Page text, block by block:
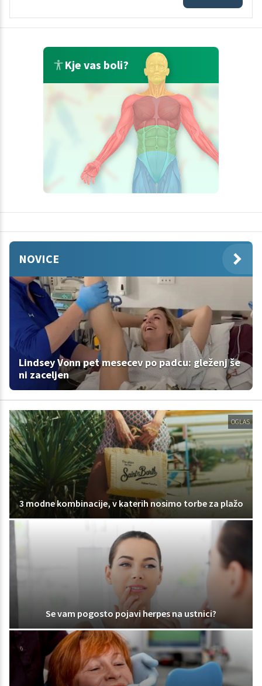
Kje vas boli?
NOVICE
Lindsey Vonn pet mesecev po padcu: gleženj še
ni zaceljen
OGLAS
3 modne kombinacije, v katerih nosimo torbe za plažo
Se vam pogosto pojavi herpes na ustnici?